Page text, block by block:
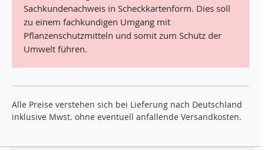
Sachkundenachweis in Scheckkartenform. Dies soll
zu einem fachkundigen Umgang mit
Pflanzenschutzmitteln und somit zum Schutz der
Umwelt führen.
Alle Preise verstehen sich bei Lieferung nach Deutschland
inklusive Mwst. ohne eventuell anfallende Versandkosten.